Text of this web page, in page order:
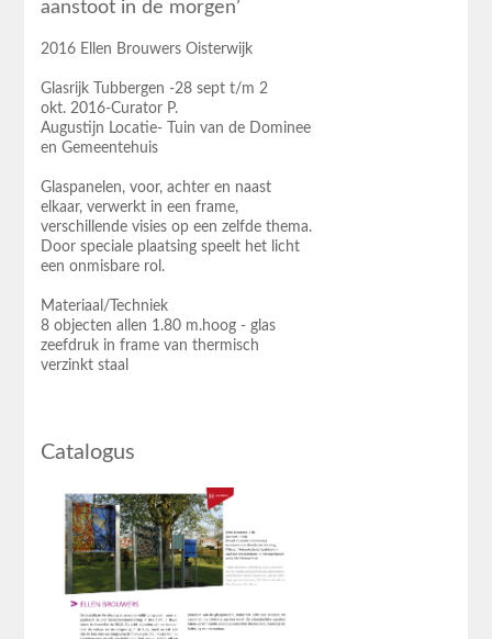
aanstoot in de morgen’
2016 Ellen Brouwers Oisterwijk
Glasrijk Tubbergen -28 sept t/m 2
okt. 2016-Curator P.
Augustijn Locatie- Tuin van de Dominee
en Gemeentehuis
Glaspanelen, voor, achter en naast
elkaar, verwerkt in een frame,
verschillende visies op een zelfde thema.
Door speciale plaatsing speelt het licht
een onmisbare rol.
Materiaal/Techniek
8 objecten allen 1.80 m.hoog - glas
zeefdruk in frame van thermisch
verzinkt staal
Catalogus